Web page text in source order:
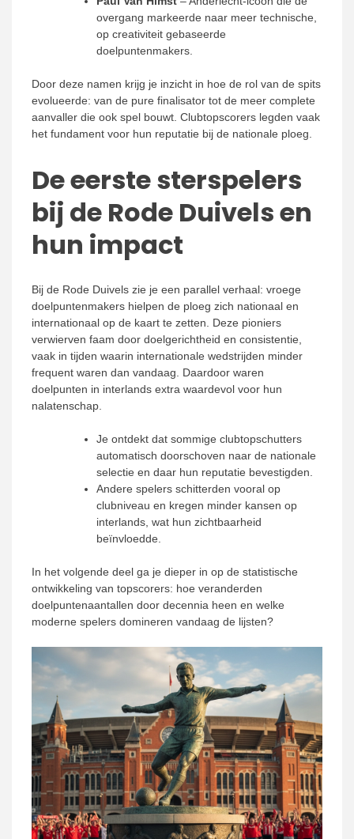
overgang markeerde naar meer technische,
op creativiteit gebaseerde
doelpuntenmakers.
Door deze namen krijg je inzicht in hoe de rol van de spits
evolueerde: van de pure finalisator tot de meer complete
aanvaller die ook spel bouwt. Clubtopscorers legden vaak
het fundament voor hun reputatie bij de nationale ploeg.
De eerste sterspelers
bij de Rode Duivels en
hun impact
Bij de Rode Duivels zie je een parallel verhaal: vroege
doelpuntenmakers hielpen de ploeg zich nationaal en
internationaal op de kaart te zetten. Deze pioniers
verwierven faam door doelgerichtheid en consistentie,
vaak in tijden waarin internationale wedstrijden minder
frequent waren dan vandaag. Daardoor waren
doelpunten in interlands extra waardevol voor hun
nalatenschap.
Je ontdekt dat sommige clubtopschutters
automatisch doorschoven naar de nationale
selectie en daar hun reputatie bevestigden.
Andere spelers schitterden vooral op
clubniveau en kregen minder kansen op
interlands, wat hun zichtbaarheid
beïnvloedde.
In het volgende deel ga je dieper in op de statistische
ontwikkeling van topscorers: hoe veranderden
doelpuntenaantallen door decennia heen en welke
moderne spelers domineren vandaag de lijsten?